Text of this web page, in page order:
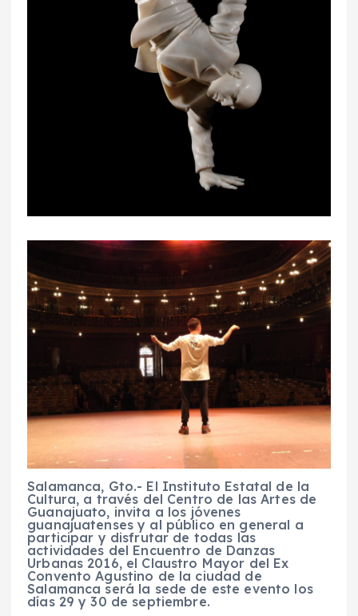
Salamanca, Gto.- El Instituto Estatal de la
Cultura, a través del Centro de las Artes de
Guanajuato, invita a los jóvenes
guanajuatenses y al público en general a
participar y disfrutar de todas las
actividades del Encuentro de Danzas
Urbanas 2016, el Claustro Mayor del Ex
Convento Agustino de la ciudad de
Salamanca será la sede de este evento los
días 29 y 30 de septiembre.